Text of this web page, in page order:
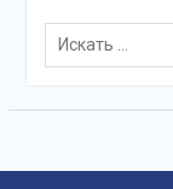
Поиск
для: